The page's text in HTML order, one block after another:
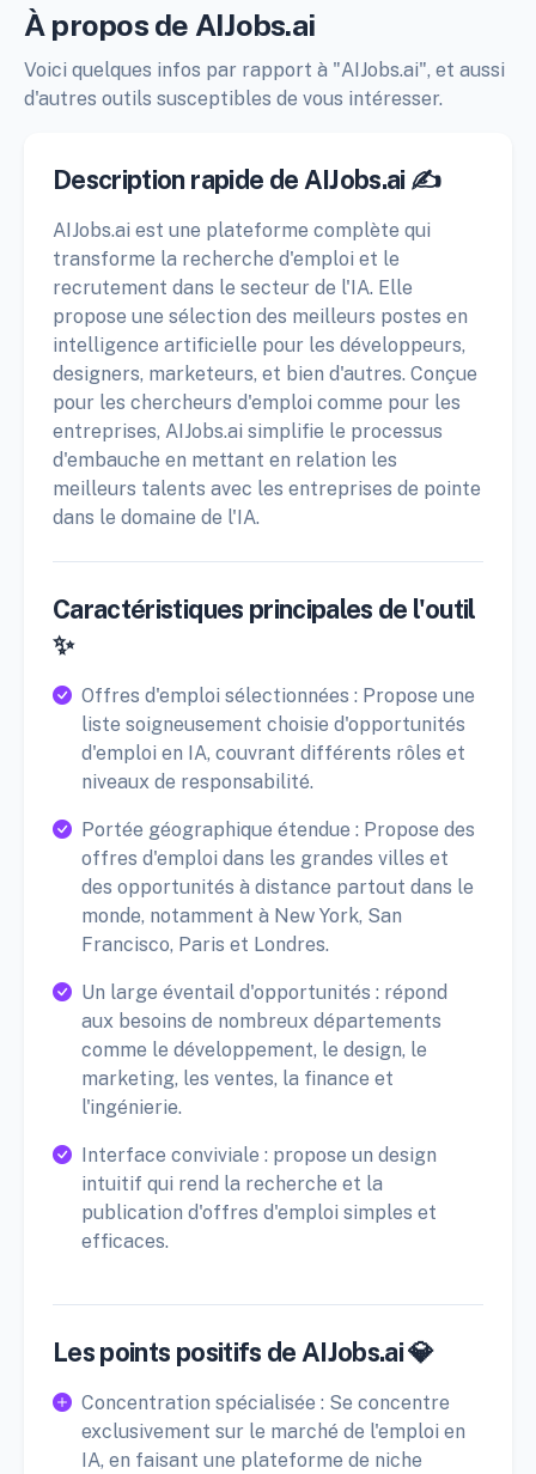
À propos de AIJobs.ai
Voici quelques infos par rapport à "AIJobs.ai", et aussi
d'autres outils susceptibles de vous intéresser.
Description rapide de AIJobs.ai ✍️
AIJobs.ai est une plateforme complète qui
transforme la recherche d'emploi et le
recrutement dans le secteur de l'IA. Elle
propose une sélection des meilleurs postes en
intelligence artificielle pour les développeurs,
designers, marketeurs, et bien d'autres. Conçue
pour les chercheurs d'emploi comme pour les
entreprises, AIJobs.ai simplifie le processus
d'embauche en mettant en relation les
meilleurs talents avec les entreprises de pointe
dans le domaine de l'IA.
Caractéristiques principales de l'outil
✨
Offres d'emploi sélectionnées : Propose une
liste soigneusement choisie d'opportunités
d'emploi en IA, couvrant différents rôles et
niveaux de responsabilité.
Portée géographique étendue : Propose des
offres d'emploi dans les grandes villes et
des opportunités à distance partout dans le
monde, notamment à New York, San
Francisco, Paris et Londres.
Un large éventail d'opportunités : répond
aux besoins de nombreux départements
comme le développement, le design, le
marketing, les ventes, la finance et
l'ingénierie.
Interface conviviale : propose un design
intuitif qui rend la recherche et la
publication d'offres d'emploi simples et
efficaces.
Les points positifs de AIJobs.ai 💎
Concentration spécialisée : Se concentre
exclusivement sur le marché de l'emploi en
IA, en faisant une plateforme de niche